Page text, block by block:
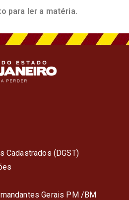
para ler a matéria.
Cadastrados (DGST)
Gerais PM /BM